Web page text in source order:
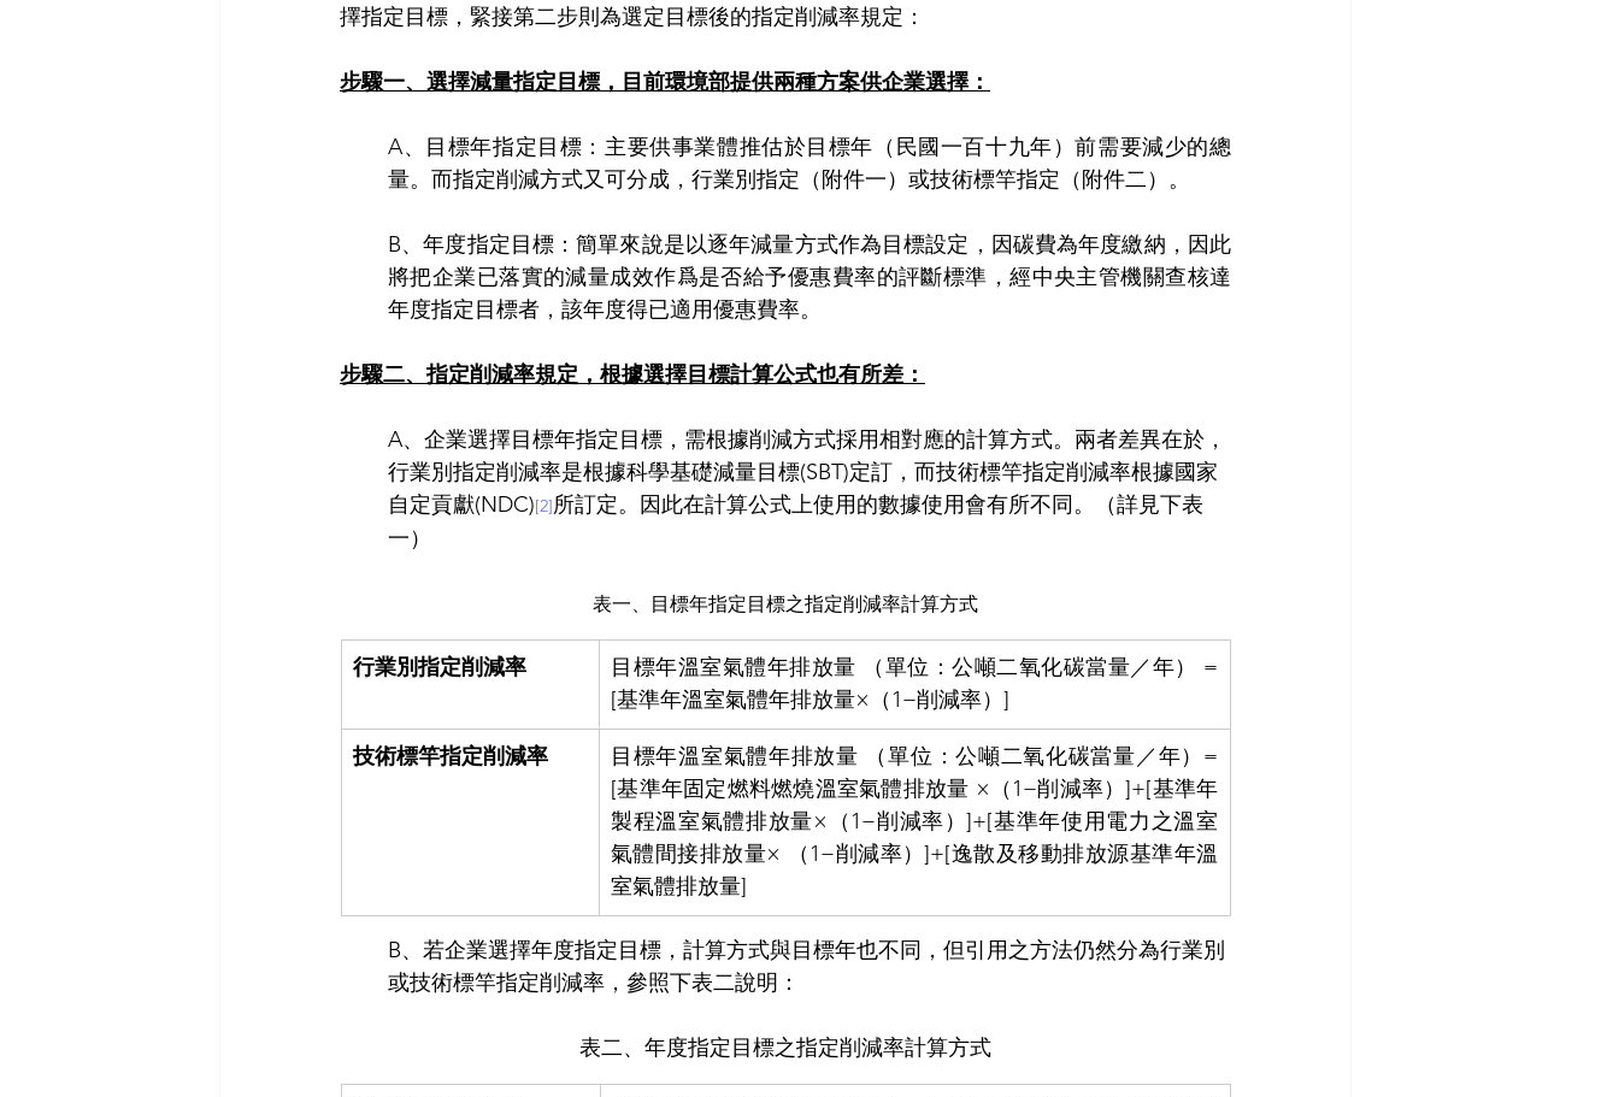
擇指定目標，緊接第二步則為選定目標後的指定削減率規定：
步驟一、選擇減量指定目標，目前環境部提供兩種方案供企業選擇：
A、目標年指定目標：主要供事業體推估於目標年（民國一百十九年）前需要減少的總
量。而指定削減方式又可分成，行業別指定（附件一）或技術標竿指定（附件二）。
B、年度指定目標：簡單來說是以逐年減量方式作為目標設定，因碳費為年度繳納，因此
將把企業已落實的減量成效作爲是否給予優惠費率的評斷標準，經中央主管機關查核達
年度指定目標者，該年度得已適用優惠費率。
步驟二、指定削減率規定，根據選擇目標計算公式也有所差：
A、企業選擇目標年指定目標，需根據削減方式採用相對應的計算方式。兩者差異在於，
行業別指定削減率是根據科學基礎減量目標(SBT)定訂，而技術標竿指定削減率根據國家
自定貢獻(NDC)[2]所訂定。因此在計算公式上使用的數據使用會有所不同。（詳見下表
一）
表一、目標年指定目標之指定削減率計算方式
行業別指定削減率
目標年溫室氣體年排放量 （單位：公噸二氧化碳當量／年） =
[基準年溫室氣體年排放量×（1−削減率）]
技術標竿指定削減率
目標年溫室氣體年排放量 （單位：公噸二氧化碳當量／年）=
[基準年固定燃料燃燒溫室氣體排放量 ×（1−削減率）]+[基準年
製程溫室氣體排放量×（1−削減率）]+[基準年使用電力之溫室
氣體間接排放量× （1−削減率）]+[逸散及移動排放源基準年溫
室氣體排放量]
B、若企業選擇年度指定目標，計算方式與目標年也不同，但引用之方法仍然分為行業別
或技術標竿指定削減率，參照下表二說明：
表二、年度指定目標之指定削減率計算方式